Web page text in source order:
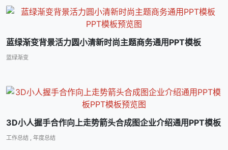
蓝绿渐变背景活力圆小清新时尚主题商务通用PPT模板
蓝绿渐变
3D小人握手合作向上走势箭头合成图企业介绍通用PPT模板
工作总结 年度总结